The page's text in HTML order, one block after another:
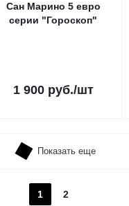
Сан Марино 5 евро
серии "Гороскоп"
1 900руб./шт
Показать еще
1 2